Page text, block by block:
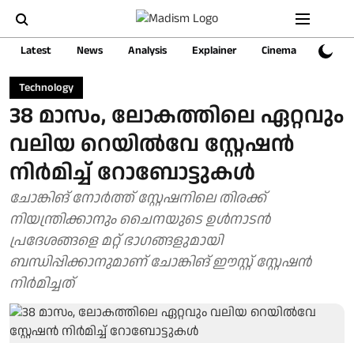
Latest News Analysis Explainer Cinema Sports
Technology
38 മാസം, ലോകത്തിലെ ഏറ്റവും
വലിയ റെയിൽവേ സ്റ്റേഷൻ
നിർമിച്ച് റോബോട്ടുകൾ
ചോങ്കിങ് നോർത്ത് സ്റ്റേഷനിലെ തിരക്ക്
നിയന്ത്രിക്കാനും ചൈനയുടെ ഉൾനാടൻ
പ്രദേശങ്ങളെ മറ്റ് ഭാഗങ്ങളുമായി
ബന്ധിപ്പിക്കാനുമാണ് ചോങ്കിങ് ഈസ്റ്റ് സ്റ്റേഷൻ
നിർമിച്ചത്